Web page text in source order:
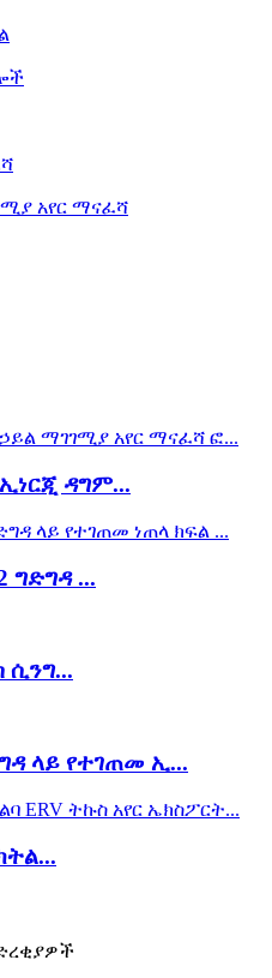
አየር ማናፈሻ
ዳግም...
ግድግዳ ...
ሲንግ...
ላይ የተገጠመ ኢ...